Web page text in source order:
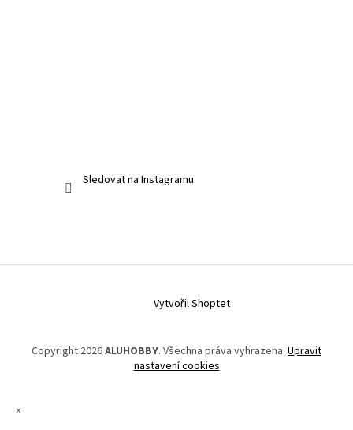
Sledovat na Instagramu
Vytvořil Shoptet
Copyright 2026ALUHOBBY. Všechna práva vyhrazena. Upravit
nastavení cookies
×